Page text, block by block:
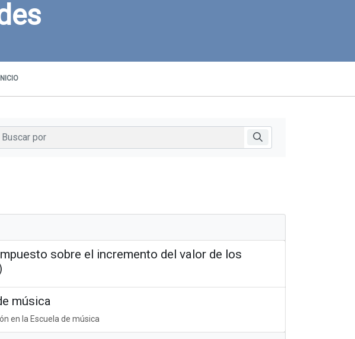
INICIO
sobre el incremento del valor de los
música
en la Escuela de música